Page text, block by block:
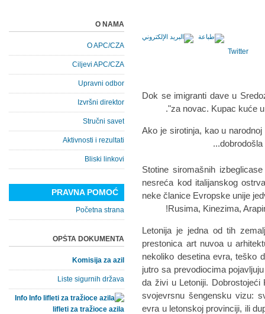
Twitter
Dok se imigranti dave u
za novac. Kupac kuće u
Ako je sirotinja, kao u
dobrodošla
Stotine siromašnih
nesreća kod italijanskog
neke članice Evropske unije
Rusima, Kinezima,
Letonija je jedna od tih
prestonica art nuvoa u
nekoliko desetina evra, teško
jutro sa prevodiocima
da živi u Letoniji.
svojevrsnu šengensku vizu:
evra u letonskoj provinciji, ili
O NAMA
O APC/CZA
Ciljevi APC/CZA
Upravni odbor
Izvršni direktor
Stručni savet
Aktivnosti i rezultati
Bliski linkovi
PRAVNA POMOĆ
Početna strana
OPŠTA DOKUMENTA
Komisija za azil
Liste sigurnih država
Info
lifleti za tražioce azila